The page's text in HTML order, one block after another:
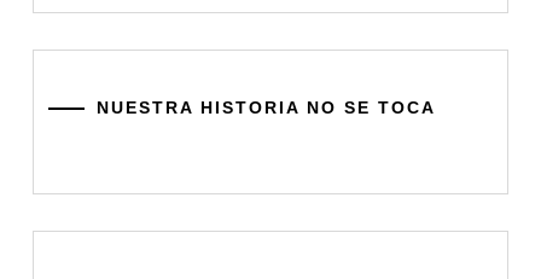
NUESTRA HISTORIA NO SE TOCA